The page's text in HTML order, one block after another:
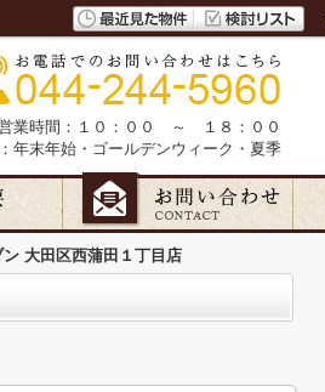
業時間：１０：００ ～ １８：００
年末年始・ゴールデンウィーク・夏季
大田区西蒲田１丁目店